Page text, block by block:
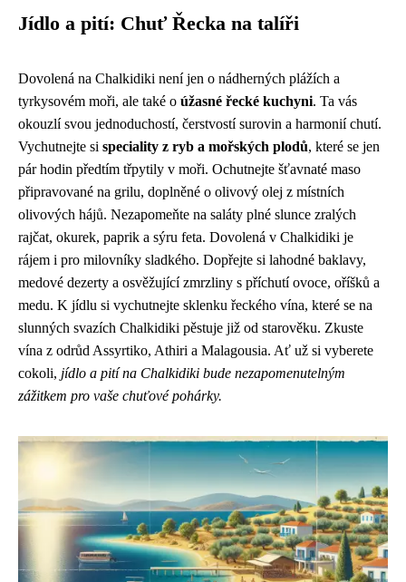
Jídlo a pití: Chuť Řecka na talíři
Dovolená na Chalkidiki není jen o nádherných plážích a
tyrkysovém moři, ale také o úžasné řecké kuchyni. Ta vás
okouzlí svou jednoduchostí, čerstvostí surovin a harmonií chutí.
Vychutnejte si speciality z ryb a mořských plodů, které se jen
pár hodin předtím třpytily v moři. Ochutnejte šťavnaté maso
připravované na grilu, doplněné o olivový olej z místních
olivových hájů. Nezapomeňte na saláty plné slunce zralých
rajčat, okurek, paprik a sýru feta. Dovolená v Chalkidiki je
rájem i pro milovníky sladkého. Dopřejte si lahodné baklavy,
medové dezerty a osvěžující zmrzliny s příchutí ovoce, oříšků a
medu. K jídlu si vychutnejte sklenku řeckého vína, které se na
slunných svazích Chalkidiki pěstuje již od starověku. Zkuste
vína z odrůd Assyrtiko, Athiri a Malagousia. Ať už si vyberete
cokoli, jídlo a pití na Chalkidiki bude nezapomenutelným
zážitkem pro vaše chuťové pohárky.